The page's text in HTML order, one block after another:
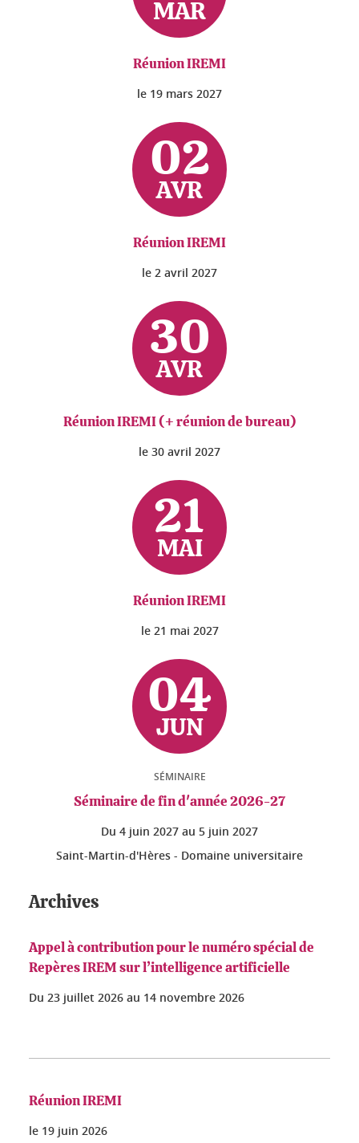
MAR
Réunion IREMI
le 19 mars 2027
02
AVR
Réunion IREMI
le 2 avril 2027
30
AVR
Réunion IREMI (+ réunion de bureau)
le 30 avril 2027
21
MAI
Réunion IREMI
le 21 mai 2027
04
JUN
SÉMINAIRE
Séminaire de fin d'année 2026-27
Du 4 juin 2027 au 5 juin 2027
Saint-Martin-d'Hères - Domaine universitaire
Archives
Appel à contribution pour le numéro spécial de
Repères IREM sur l’intelligence artificielle
Du 23 juillet 2026 au 14 novembre 2026
Réunion IREMI
le 19 juin 2026